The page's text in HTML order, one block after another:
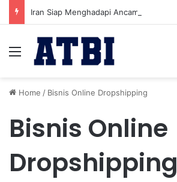
Menu
Home / Bisnis Online Dropshipping
Bisnis Online
Dropshipping